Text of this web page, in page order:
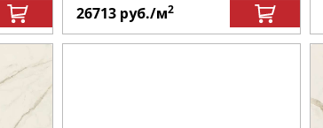
26713 руб./м2